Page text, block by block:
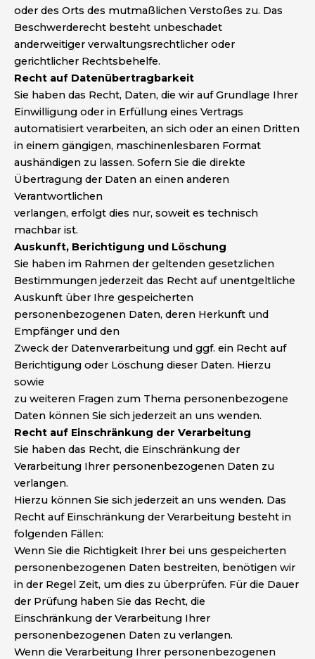
oder des Orts des mutmaßlichen Verstoßes zu. Das
Beschwerderecht besteht unbeschadet
anderweitiger verwaltungsrechtlicher oder
gerichtlicher Rechtsbehelfe.
Recht auf Datenübertragbarkeit
Sie haben das Recht, Daten, die wir auf Grundlage Ihrer
Einwilligung oder in Erfüllung eines Vertrags
automatisiert verarbeiten, an sich oder an einen Dritten
in einem gängigen, maschinenlesbaren Format
aushändigen zu lassen. Sofern Sie die direkte
Übertragung der Daten an einen anderen
Verantwortlichen
verlangen, erfolgt dies nur, soweit es technisch
machbar ist.
Auskunft, Berichtigung und Löschung
Sie haben im Rahmen der geltenden gesetzlichen
Bestimmungen jederzeit das Recht auf unentgeltliche
Auskunft über Ihre gespeicherten
personenbezogenen Daten, deren Herkunft und
Empfänger und den
Zweck der Datenverarbeitung und ggf. ein Recht auf
Berichtigung oder Löschung dieser Daten. Hierzu
sowie
zu weiteren Fragen zum Thema personenbezogene
Daten können Sie sich jederzeit an uns wenden.
Recht auf Einschränkung der Verarbeitung
Sie haben das Recht, die Einschränkung der
Verarbeitung Ihrer personenbezogenen Daten zu
verlangen.
Hierzu können Sie sich jederzeit an uns wenden. Das
Recht auf Einschränkung der Verarbeitung besteht in
folgenden Fällen:
Wenn Sie die Richtigkeit Ihrer bei uns gespeicherten
personenbezogenen Daten bestreiten, benötigen wir
in der Regel Zeit, um dies zu überprüfen. Für die Dauer
der Prüfung haben Sie das Recht, die
Einschränkung der Verarbeitung Ihrer
personenbezogenen Daten zu verlangen.
Wenn die Verarbeitung Ihrer personenbezogenen